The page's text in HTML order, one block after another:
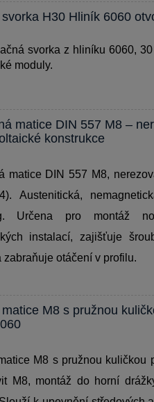
H30 Hliník 6060
svorka z hliníku 6060,
moduly.
matice DIN 557 M8 –
konstrukce
matice DIN 557 M8,
Austenitická,
Určena pro montáž
instalací, zajišťuje
zabraňuje otáčení v profilu.
M8 s pružnou
M8 s pružnou kuličkou
M8, montáž do horní